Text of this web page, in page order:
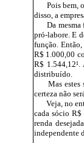
Pois bem, os
disso, a
Da mesma
pró-labore. E
função. Então,
R$ 1.000,00
R$
distribuído.
Mas estes
certeza não
Veja, no
cada sócio R$
renda
independente